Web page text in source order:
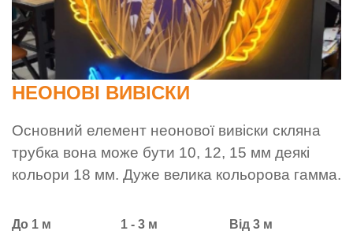
НЕОНОВІ ВИВІСКИ
Основний елемент неонової вивіски скляна
трубка вона може бути 10, 12, 15 мм деякі
кольори 18 мм. Дуже велика кольорова гамма.
До 1 м
1 - 3 м
Від 3 м